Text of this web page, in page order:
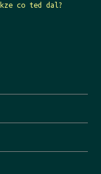
co ted dal?